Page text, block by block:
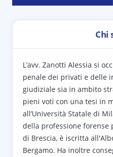
Chi
L’avv. Zanotti Alessia si
penale dei privati e delle
giudiziale sia in ambito
pieni voti con una tesi in
all’Università Statale di
della professione forense
di Brescia, è iscritta
Bergamo. Ha inoltre